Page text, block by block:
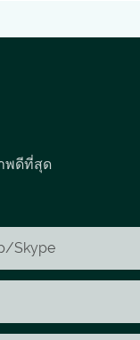
พดีที่สุด
Skype